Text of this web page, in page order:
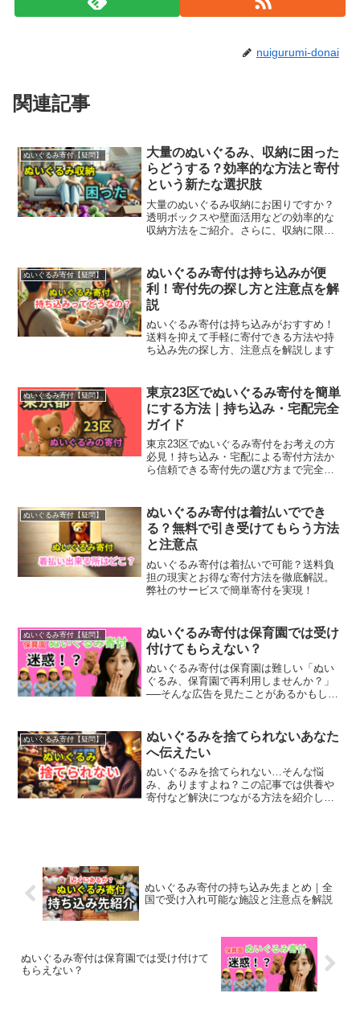
nuigurumi-donai
関連記事
ぬいぐるみ寄付【疑問】
大量のぬいぐるみ、収納に困った
らどうする？効率的な方法と寄付
という新たな選択肢
大量のぬいぐるみ収納にお困りですか？
透明ボックスや壁面活用などの効率的な
収納方法をご紹介。さらに、収納に限界
スッキリ整理するヒントが満載です。
ぬいぐるみ寄付【疑問】
ぬいぐるみ寄付は持ち込みが便
利！寄付先の探し方と注意点を解
説
ぬいぐるみ寄付は持ち込みがおすすめ！
送料を抑えて手軽に寄付できる方法や持
ち込み先の探し方、注意点を解説します
ぬいぐるみ寄付【疑問】
東京23区でぬいぐるみ寄付を簡単
にする方法｜持ち込み・宅配完全
ガイド
東京23区でぬいぐるみ寄付をお考えの方
必見！持ち込み・宅配による寄付方法か
ら信頼できる寄付先の選び方まで完全解
んか？安心・簡単な寄付の流れをご紹介
します。
ぬいぐるみ寄付【疑問】
ぬいぐるみ寄付は着払いででき
る？無料で引き受けてもらう方法
と注意点
ぬいぐるみ寄付は着払いで可能？送料負
担の現実とお得な寄付方法を徹底解説。
弊社のサービスで簡単寄付を実現！
ぬいぐるみ寄付【疑問】
ぬいぐるみ寄付は保育園では受け
付けてもらえない？
ぬいぐるみ寄付は保育園は難しい「ぬい
ぐるみ、保育園で再利用しませんか？」
──そんな広告を見たことがあるかもしれ
す。なぜなら、保育園側は「清潔管理・
安全管理・保護者の目」...
ぬいぐるみ寄付【疑問】
ぬいぐるみを捨てられないあなた
へ伝えたい
ぬいぐるみを捨てられない…そんな悩
み、ありますよね？この記事では供養や
寄付など解決につながる方法を紹介しま
ぬいぐるみ寄付の持ち込み先まとめ｜全
国で受け入れ可能な施設と注意点を解説
ぬいぐるみ寄付は保育園では受け付けて
もらえない？